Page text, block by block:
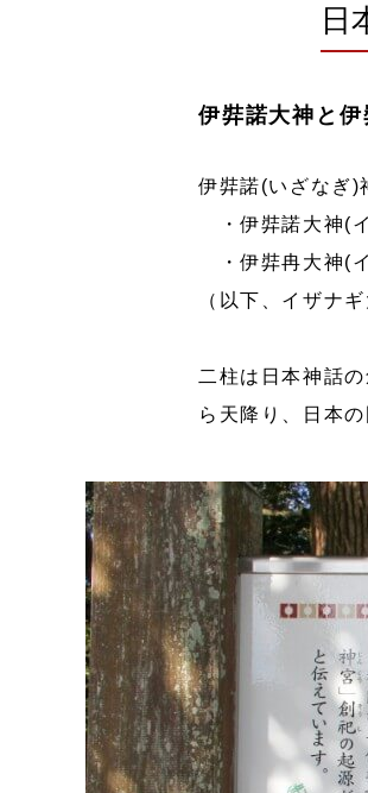
日
伊弉諾大神と伊
伊弉諾(いざなぎ)
・伊弉諾大神(
・伊弉冉大神(
（以下、イザナ
二柱は日本神話
ら天降り、日本